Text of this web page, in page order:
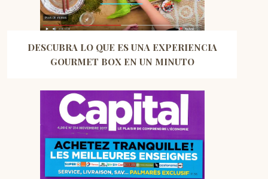
DESCUBRA LO QUE ES UNA EXPERIENCIA
GOURMET BOX EN UN MINUTO